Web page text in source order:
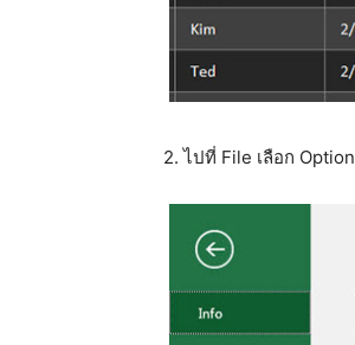
2. ไปที่ File เลือก Option